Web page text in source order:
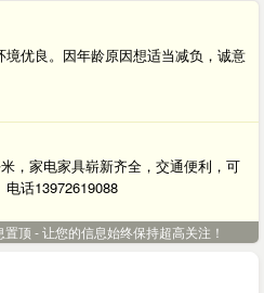
优良。因年龄原因想适当减负，诚意
，家电家具崭新齐全，交通便利，可
话13972619088
置顶 - 让您的信息始终保持超高关注！